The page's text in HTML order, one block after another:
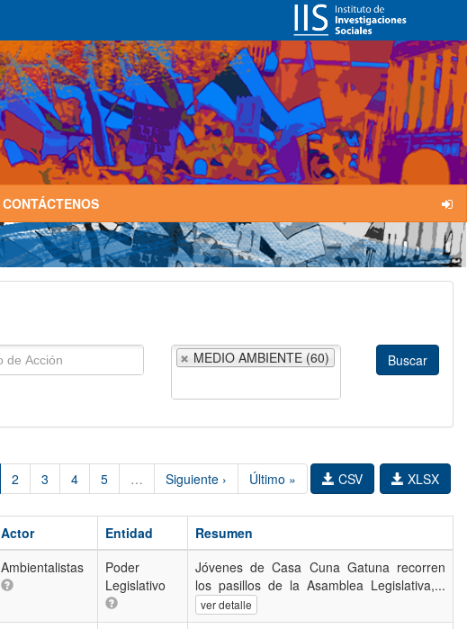
CONTÁCTENOS
MEDIO AMBIENTE (60)
2 3 4 5 … Siguiente › Último » XLSX
CSV
Actor Entidad
Resumen
Ambientalistas
Poder
Legislativo
Jóvenes de Casa Cuna Gatuna recorren
los pasillos de la Asamblea Legislativa,...
ver detalle